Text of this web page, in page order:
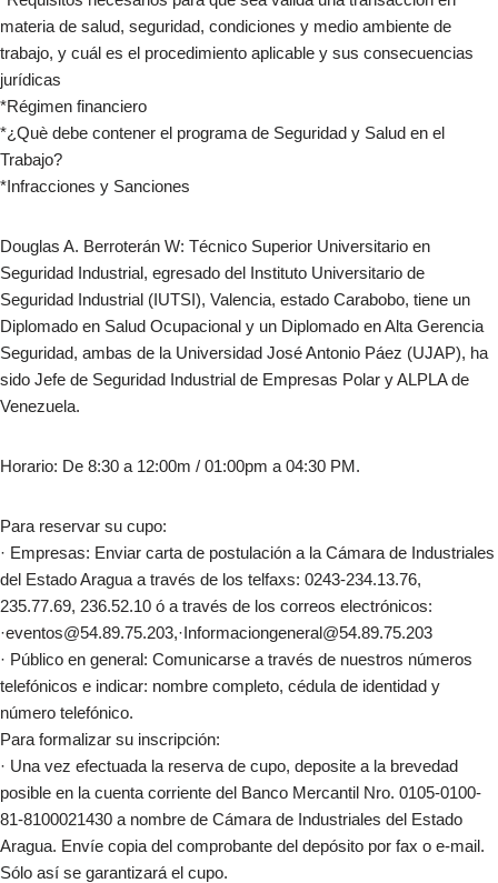
materia de salud, seguridad, condiciones y medio ambiente de
trabajo, y cuál es el procedimiento aplicable y sus consecuencias
jurídicas
*Régimen financiero
*¿Què debe contener el programa de Seguridad y Salud en el
Trabajo?
*Infracciones y Sanciones
Douglas A. Berroterán W: Técnico Superior Universitario en
Seguridad Industrial, egresado del Instituto Universitario de
Seguridad Industrial (IUTSI), Valencia, estado Carabobo, tiene un
Diplomado en Salud Ocupacional y un Diplomado en Alta Gerencia
Seguridad, ambas de la Universidad José Antonio Páez (UJAP), ha
sido Jefe de Seguridad Industrial de Empresas Polar y ALPLA de
Venezuela.
Horario: De 8:30 a 12:00m / 01:00pm a 04:30 PM.
Para reservar su cupo:
· Empresas: Enviar carta de postulación a la Cámara de Industriales
del Estado Aragua a través de los telfaxs: 0243-234.13.76,
235.77.69, 236.52.10 ó a través de los correos electrónicos:
·eventos@54.89.75.203,·Informaciongeneral@54.89.75.203
· Público en general: Comunicarse a través de nuestros números
telefónicos e indicar: nombre completo, cédula de identidad y
número telefónico.
Para formalizar su inscripción:
· Una vez efectuada la reserva de cupo, deposite a la brevedad
posible en la cuenta corriente del Banco Mercantil Nro. 0105-0100-
81-8100021430 a nombre de Cámara de Industriales del Estado
Aragua. Envíe copia del comprobante del depósito por fax o e-mail.
Sólo así se garantizará el cupo.